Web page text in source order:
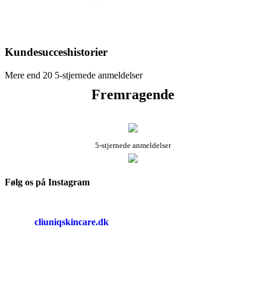
Kundesucceshistorier
Mere end 20 5-stjernede anmeldelser
Fremragende
5-stjernede anmeldelser
Følg os på Instagram
cliuniqskincare.dk